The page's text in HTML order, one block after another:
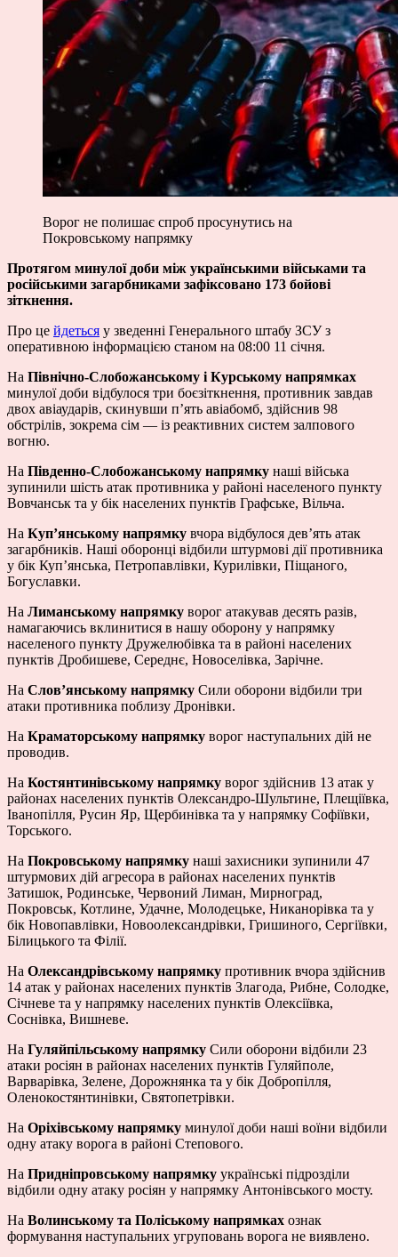
Ворог не полишає спроб просунутись на
Покровському напрямку
Протягом минулої доби між українськими військами та
російськими загарбниками зафіксовано 173 бойові
зіткнення.
Про це йдеться у зведенні Генерального штабу ЗСУ з
оперативною інформацією станом на 08:00 11 січня.
На Північно-Слобожанському і Курському напрямках
минулої доби відбулося три боєзіткнення, противник завдав
двох авіаударів, скинувши п’ять авіабомб, здійснив 98
обстрілів, зокрема сім — із реактивних систем залпового
вогню.
На Південно-Слобожанському напрямку наші війська
зупинили шість атак противника у районі населеного пункту
Вовчанськ та у бік населених пунктів Графське, Вільча.
На Куп’янському напрямку вчора відбулося дев’ять атак
загарбників. Наші оборонці відбили штурмові дії противника
у бік Куп’янська, Петропавлівки, Курилівки, Піщаного,
Богуславки.
На Лиманському напрямку ворог атакував десять разів,
намагаючись вклинитися в нашу оборону у напрямку
населеного пункту Дружелюбівка та в районі населених
пунктів Дробишеве, Середнє, Новоселівка, Зарічне.
На Слов’янському напрямку Сили оборони відбили три
атаки противника поблизу Дронівки.
На Краматорському напрямку ворог наступальних дій не
проводив.
На Костянтинівському напрямку ворог здійснив 13 атак у
районах населених пунктів Олександро-Шультине, Плещіївка,
Іванопілля, Русин Яр, Щербинівка та у напрямку Софіївки,
Торського.
На Покровському напрямку наші захисники зупинили 47
штурмових дій агресора в районах населених пунктів
Затишок, Родинське, Червоний Лиман, Мирноград,
Покровськ, Котлине, Удачне, Молодецьке, Никанорівка та у
бік Новопавлівки, Новоолександрівки, Гришиного, Сергіївки,
Білицького та Філії.
На Олександрівському напрямку противник вчора здійснив
14 атак у районах населених пунктів Злагода, Рибне, Солодке,
Січневе та у напрямку населених пунктів Олексіївка,
Соснівка, Вишневе.
На Гуляйпільському напрямку Сили оборони відбили 23
атаки росіян в районах населених пунктів Гуляйполе,
Варварівка, Зелене, Дорожнянка та у бік Добропілля,
Оленокостянтинівки, Святопетрівки.
На Оріхівському напрямку минулої доби наші воїни відбили
одну атаку ворога в районі Степового.
На Придніпровському напрямку українські підрозділи
відбили одну атаку росіян у напрямку Антонівського мосту.
На Волинському та Поліському напрямках ознак
формування наступальних угруповань ворога не виявлено.